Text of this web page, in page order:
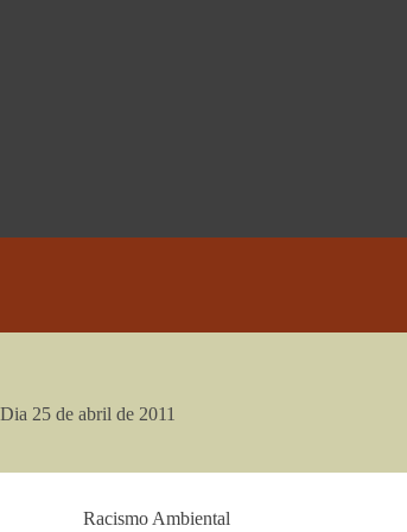
Dia 25 de abril de 2011
Racismo Ambiental